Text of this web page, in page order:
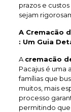
prazos e
sejam
A Cremacão
: Um Guia
A cremacão
Pacajus é uma
famílias que
muitos, mais
processo
permitindo que